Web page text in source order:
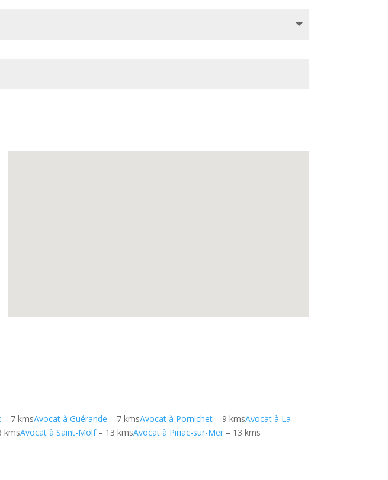
– 7 kmsAvocat à Guérande – 7 kmsAvocat à Pornichet – 9 kmsAvocat à La
kmsAvocat à Saint-Molf– 13 kmsAvocat à Piriac-sur-Mer – 13 kms